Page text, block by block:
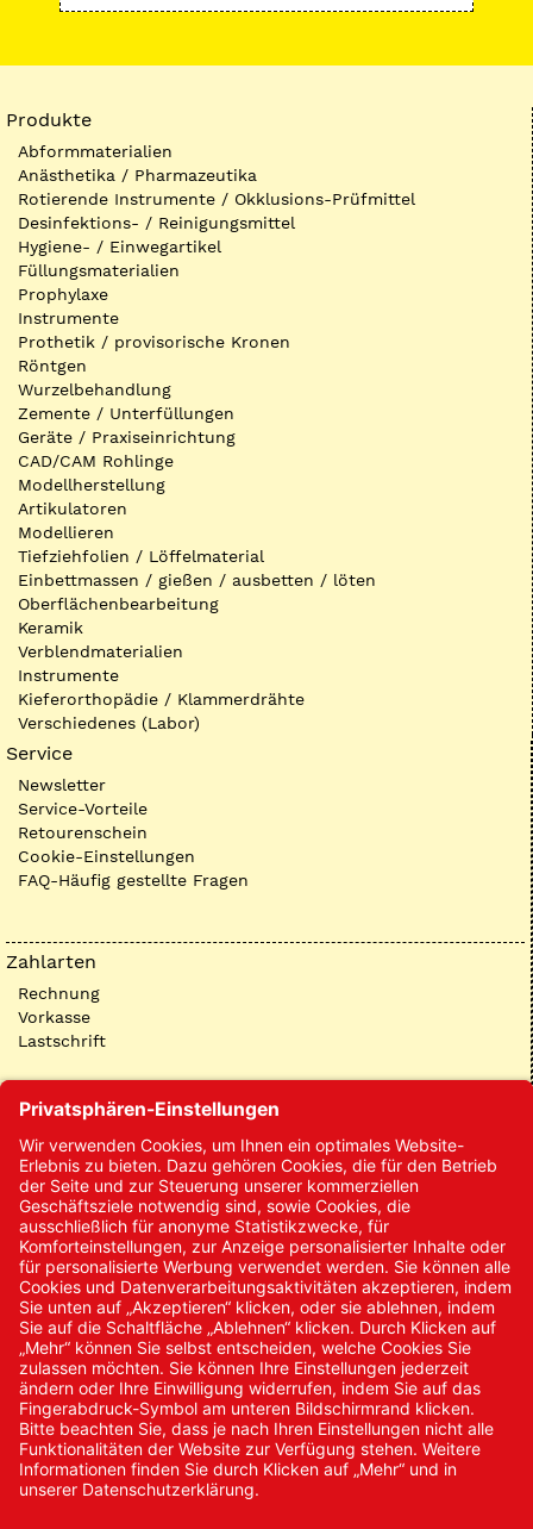
Produkte
Abformmaterialien
Anästhetika / Pharmazeutika
Rotierende Instrumente / Okklusions-Prüfmittel
Desinfektions- / Reinigungsmittel
Hygiene- / Einwegartikel
Füllungsmaterialien
Prophylaxe
Instrumente
Prothetik / provisorische Kronen
Röntgen
Wurzelbehandlung
Zemente / Unterfüllungen
Geräte / Praxiseinrichtung
CAD/CAM Rohlinge
Modellherstellung
Artikulatoren
Modellieren
Tiefziehfolien / Löffelmaterial
Einbettmassen / gießen / ausbetten / löten
Oberflächenbearbeitung
Keramik
Verblendmaterialien
Instrumente
Kieferorthopädie / Klammerdrähte
Verschiedenes (Labor)
Service
Newsletter
Service-Vorteile
Retourenschein
Cookie-Einstellungen
FAQ-Häufig gestellte Fragen
Zahlarten
Rechnung
Vorkasse
Lastschrift
Kontakt
Kontakt/Anfrage
Neukundenanmeldung
Kennwort vergessen
Bestellungen
Sendung verfolgen